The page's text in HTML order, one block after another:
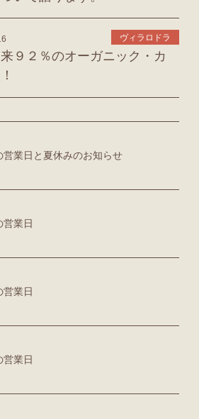
ヴィラロドラ
９２％のオーガニック・カ
営業日と夏休みのお知らせ
営業日
営業日
営業日